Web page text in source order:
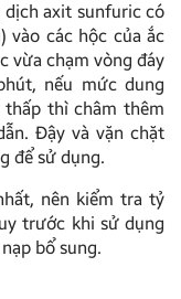
dịch axit sunfuric có
các hộc của ắc
vừa chạm vòng đáy
nếu mức dung
thì châm thêm
Đậy và vặn chặt
để sử dụng.
nên kiểm tra tỷ
trước khi sử dụng
bổ sung.